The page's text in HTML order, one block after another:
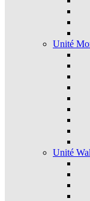
Unité
Unité